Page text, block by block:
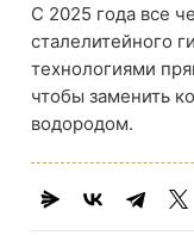
С 2025 года все
сталелитейного
технологиями
чтобы заменить
водородом.